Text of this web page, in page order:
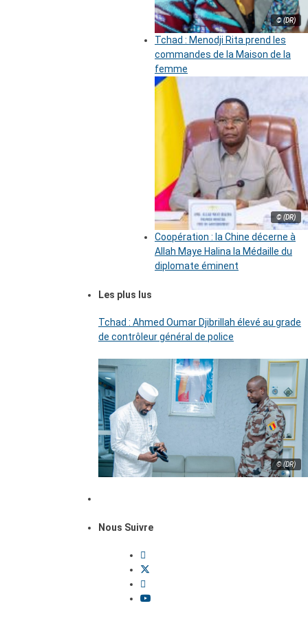
© (DR)
Tchad : Menodji Rita prend les
commandes de la Maison de la
femme
© (DR)
Coopération : la Chine décerne à
Allah Maye Halina la Médaille du
diplomate éminent
Les plus lus
Tchad : Ahmed Oumar Djibrillah élevé au grade
de contrôleur général de police
© (DR)
Nous Suivre